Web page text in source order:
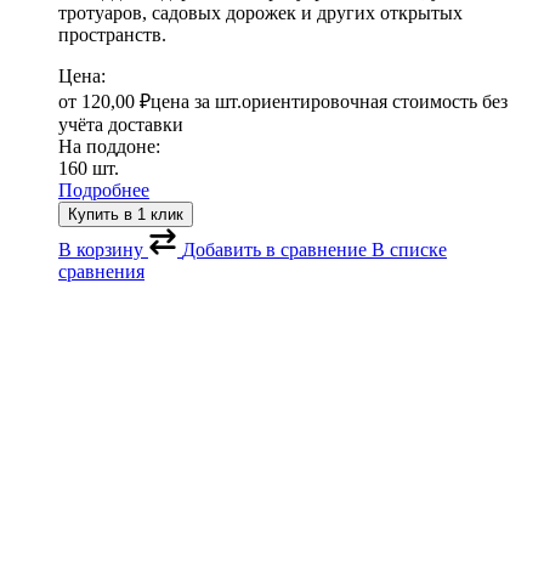
тротуаров, садовых дорожек и других открытых
пространств.
Цена:
от 120,00 ₽цена за шт.ориентировочная стоимость без
учёта доставки
На поддоне:
160 шт.
Подробнее
Купить в 1 клик
В корзину Добавить в сравнение В списке
сравнения